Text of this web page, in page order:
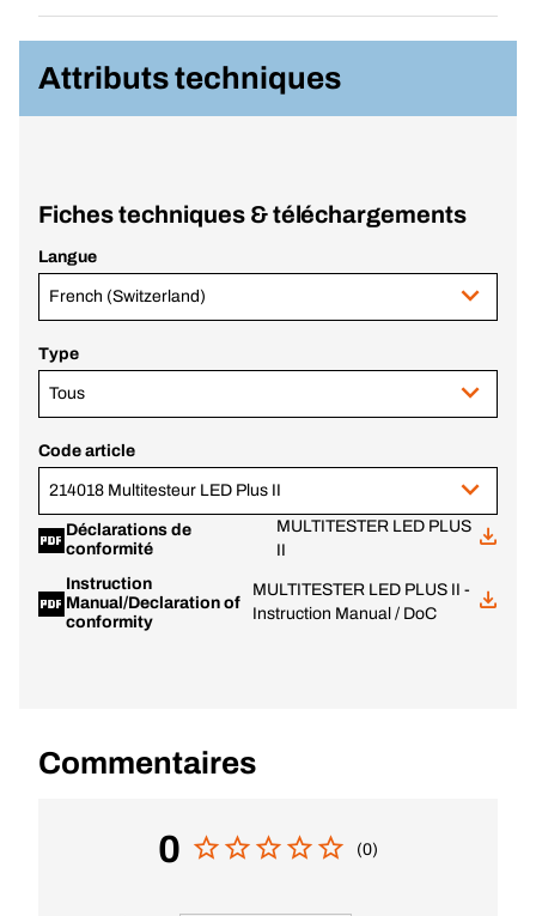
Attributs techniques
Fiches techniques & téléchargements
Langue
French (Switzerland)
Type
Tous
Code article
214018 Multitesteur LED Plus II
Déclarations de
conformité
MULTITESTER LED PLUS
II
Instruction
Manual/Declaration of
conformity
MULTITESTER LED PLUS II -
Instruction Manual / DoC
Commentaires
0 (0)